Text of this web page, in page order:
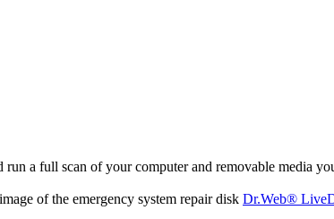
a full scan of your computer and removable media
of the emergency system repair disk Dr.Web®